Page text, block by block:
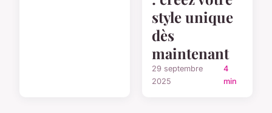
style unique
dès
maintenant
29 septembre
2025
4
min